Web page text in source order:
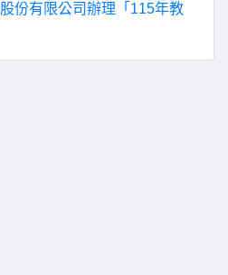
份有限公司辦理「115年教